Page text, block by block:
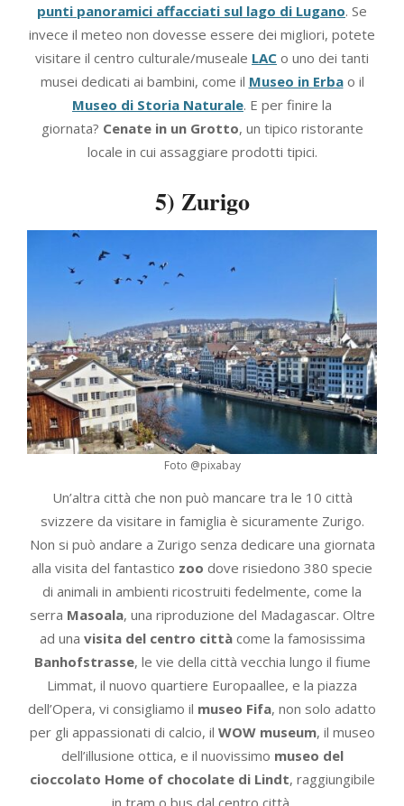
punti panoramici affacciati sul lago di Lugano. Se
invece il meteo non dovesse essere dei migliori, potete
visitare il centro culturale/museale LAC o uno dei tanti
musei dedicati ai bambini, come il Museo in Erbao il
Museo di Storia Naturale. E per finire la
giornata? Cenate in un Grotto, un tipico ristorante
locale in cui assaggiare prodotti tipici.
5) Zurigo
Foto @pixabay
Un’altra città che non può mancare tra le 10 città
svizzere da visitare in famiglia è sicuramente Zurigo.
Non si può andare a Zurigo senza dedicare una giornata
alla visita del fantastico zoo dove risiedono 380 specie
di animali in ambienti ricostruiti fedelmente, come la
serra Masoala, una riproduzione del Madagascar. Oltre
ad una visita del centro cittàcome la famosissima
Banhofstrasse, le vie della città vecchia lungo il fiume
Limmat, il nuovo quartiere Europaallee, e la piazza
dell’Opera, vi consigliamo il museo Fifa, non solo adatto
per gli appassionati di calcio, il WOW museum, il museo
dell’illusione ottica, e il nuovissimo museo del
cioccolato Home of chocolate di Lindt, raggiungibile